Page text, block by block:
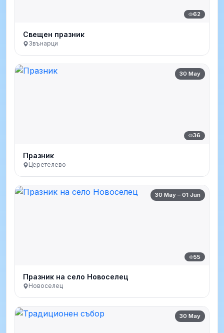
62
Свещен празник
Звънарци
30 May
36
Празник
Церетелево
30 May – 01 Jun
55
Празник на село Новоселец
Новоселец
30 May